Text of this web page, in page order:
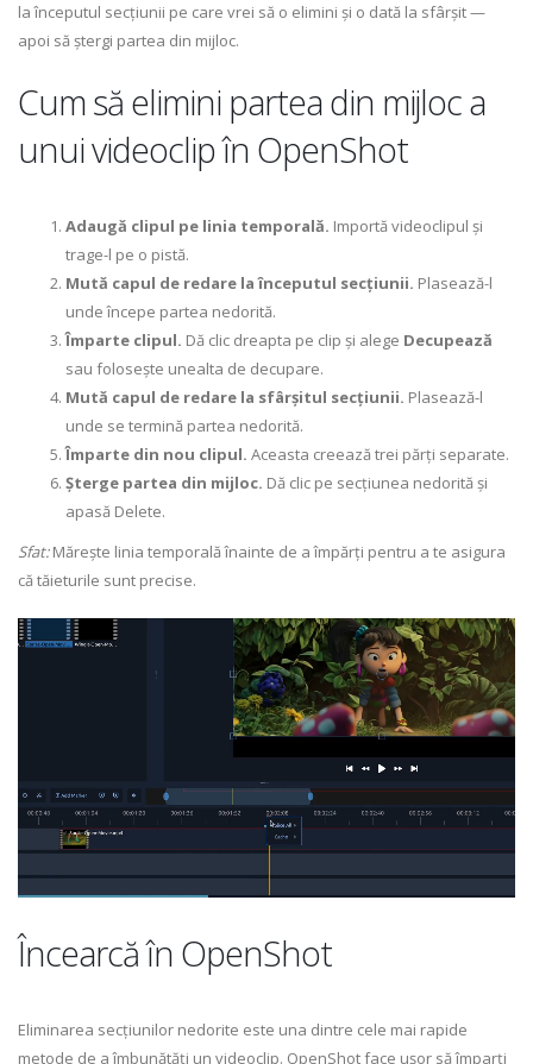
la începutul secțiunii pe care vrei să o elimini și o dată la sfârșit —
apoi să ștergi partea din mijloc.
Cum să elimini partea din mijloc a
unui videoclip în OpenShot
Adaugă clipul pe linia temporală. Importă videoclipul și
trage-l pe o pistă.
Mută capul de redare la începutul secțiunii. Plasează-l
unde începe partea nedorită.
Împarte clipul. Dă clic dreapta pe clip și alege Decupează
sau folosește unealta de decupare.
Mută capul de redare la sfârșitul secțiunii. Plasează-l
unde se termină partea nedorită.
Împarte din nou clipul. Aceasta creează trei părți separate.
Șterge partea din mijloc. Dă clic pe secțiunea nedorită și
apasă Delete.
Sfat:Mărește linia temporală înainte de a împărți pentru a te asigura
că tăieturile sunt precise.
Încearcă în OpenShot
Eliminarea secțiunilor nedorite este una dintre cele mai rapide
metode de a îmbunătăți un videoclip. OpenShot face ușor să împarți